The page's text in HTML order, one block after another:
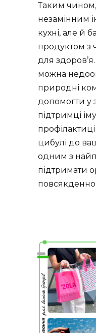
Таким
незамінним
кухні, але й
продуктом з
для
можна
природні
допомогти у
підтримці
цибулі до
одним з
підтримати